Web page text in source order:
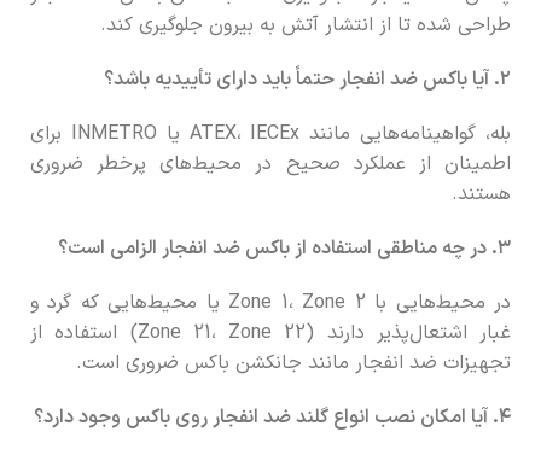
طراحی شده تا از انتشار آتش به بیرون جلوگیری کند.
۲. آیا باکس ضد انفجار حتماً باید دارای تأییدیه باشد؟
بله، گواهینامه‌هایی مانند ATEX، IECEx یا INMETRO برای
اطمینان از عملکرد صحیح در محیط‌های پرخطر ضروری
هستند.
۳. در چه مناطقی استفاده از باکس ضد انفجار الزامی است؟
در محیط‌هایی با Zone 1، Zone 2 یا محیط‌هایی که گرد و
غبار اشتعال‌پذیر دارند (Zone 21، Zone 22) استفاده از
تجهیزات ضد انفجار مانند جانکشن باکس ضروری است.
۴. آیا امکان نصب انواع گلند ضد انفجار روی باکس وجود دارد؟